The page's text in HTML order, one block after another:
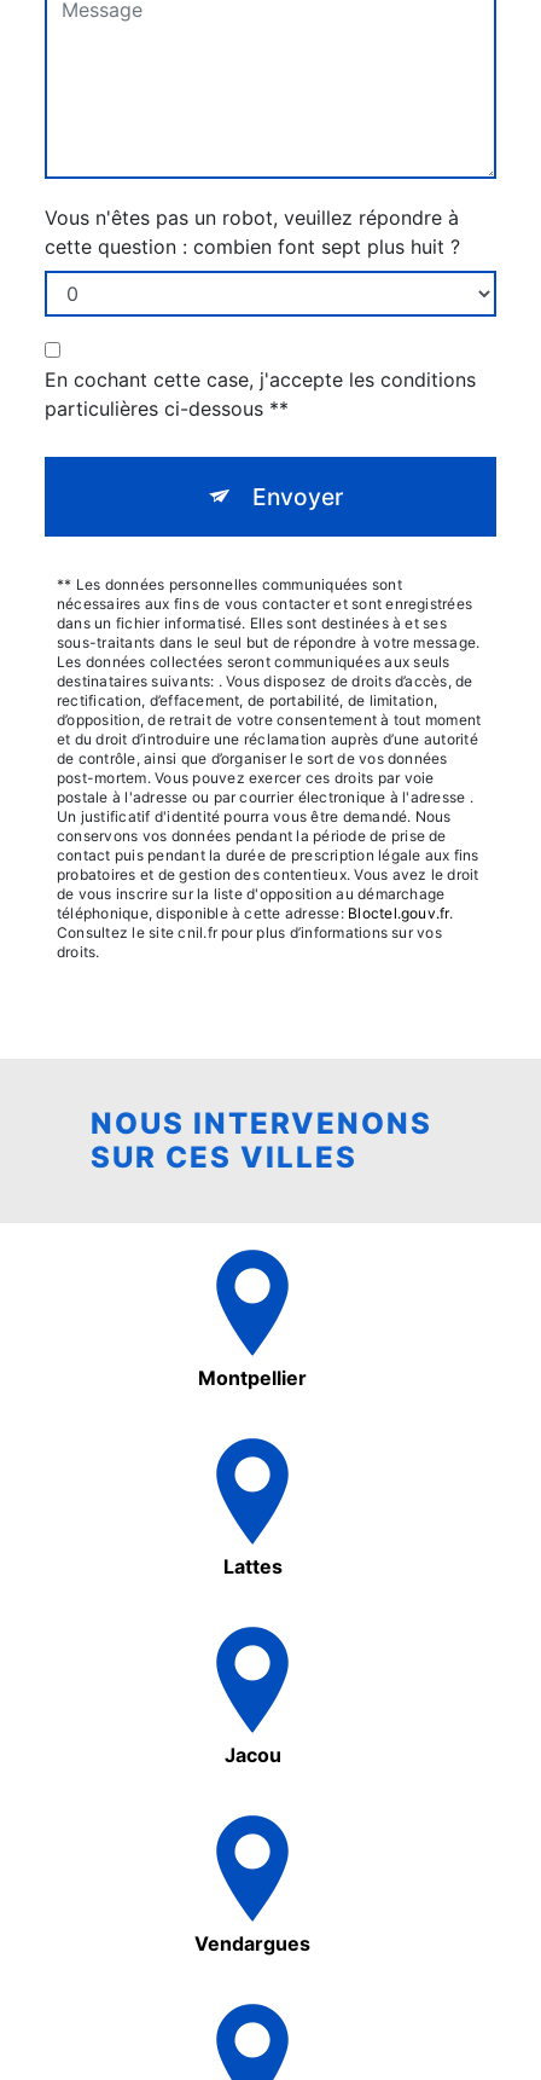
Vous n'êtes pas un robot, veuillez répondre à
cette question : combien font sept plus huit ?
En cochant cette case, j'accepte les conditions
particulières ci-dessous **
Envoyer
** Les données personnelles communiquées sont
nécessaires aux fins de vous contacter et sont enregistrées
dans un fichier informatisé. Elles sont destinées à et ses
sous-traitants dans le seul but de répondre à votre message.
Les données collectées seront communiquées aux seuls
destinataires suivants: . Vous disposez de droits d’accès, de
rectification, d’effacement, de portabilité, de limitation,
d’opposition, de retrait de votre consentement à tout moment
et du droit d’introduire une réclamation auprès d’une autorité
de contrôle, ainsi que d’organiser le sort de vos données
post-mortem. Vous pouvez exercer ces droits par voie
postale à l'adresse ou par courrier électronique à l'adresse .
Un justificatif d'identité pourra vous être demandé. Nous
conservons vos données pendant la période de prise de
contact puis pendant la durée de prescription légale aux fins
probatoires et de gestion des contentieux. Vous avez le droit
de vous inscrire sur la liste d'opposition au démarchage
téléphonique, disponible à cette adresse: Bloctel.gouv.fr.
Consultez le site cnil.fr pour plus d’informations sur vos
droits.
NOUS INTERVENONS
SUR CES VILLES
Montpellier
Lattes
Jacou
Vendargues